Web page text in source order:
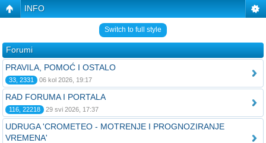
INFO
Switch to full style
Forumi
PRAVILA, POMOĆ I OSTALO
33, 2331 06 kol 2026, 19:17
RAD FORUMA I PORTALA
116, 22218 29 svi 2026, 17:37
UDRUGA 'CROMETEO - MOTRENJE I PROGNOZIRANJE
VREMENA'